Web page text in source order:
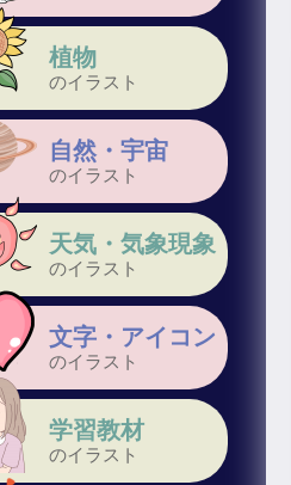
植物
のイラスト
自然・宇宙
のイラスト
天気・気象現象
のイラスト
文字・アイコン
のイラスト
学習教材
のイラスト